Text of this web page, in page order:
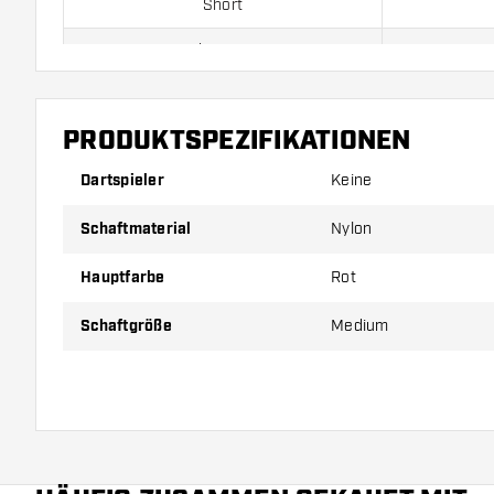
Short
Inbetween
Medium
Preise gelten jeweils für ein Set (1 Set = 3 Stück).
PRODUKTSPEZIFIKATIONEN
Dartspieler Keine
Schaftmaterial Nylon
Hauptfarbe Rot
Schaftgröße Medium